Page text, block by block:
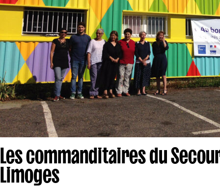
Les commanditaires du
Limoges